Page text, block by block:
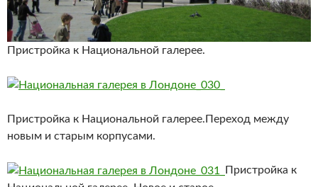
Пристройка к Национальной галерее.
Пристройка к Национальной галерее.Переход между
новым и старым корпусами.
Пристройка к